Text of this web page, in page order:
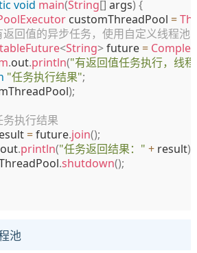
void main(String[] args) {
customThreadPool =
回值的异步任务，使用自定义线程池
<String> future =
.out.println("有返回值任务执行，线
"任务执行结果";
);
执行结果
= future.join();
out.println("任务返回结果：" + result)
.shutdown();
池